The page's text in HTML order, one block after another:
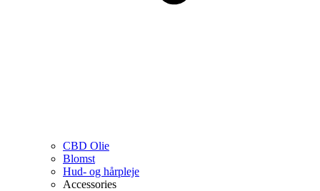
CBD Olie
Blomst
Hud- og hårpleje
Accessories